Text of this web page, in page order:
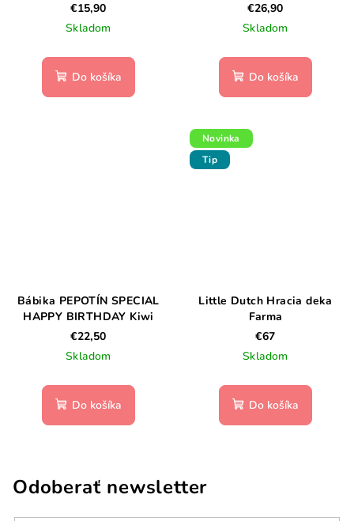
€15,90
Skladom
Do košíka
€26,90
Skladom
Do košíka
Bábika PEPOTÍN SPECIAL
HAPPY BIRTHDAY Kiwi
€22,50
Skladom
Do košíka
Novinka
Tip
Little Dutch Hracia deka
Farma
€67
Skladom
Do košíka
Odoberať newsletter